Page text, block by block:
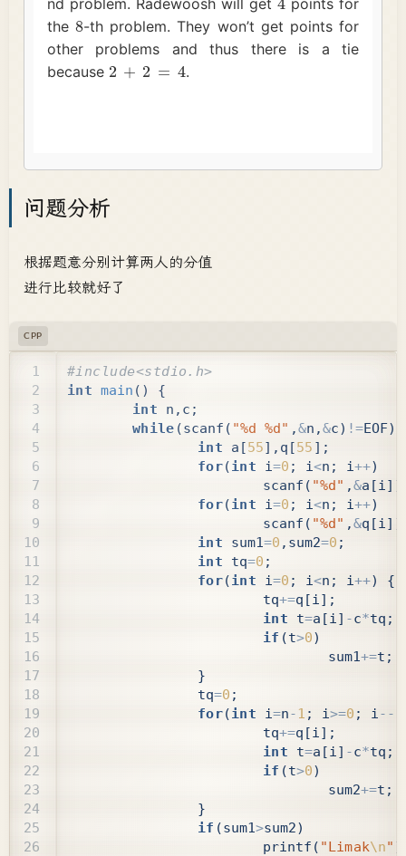
问题分析
根据题意分别计算两人的分值
进行比较就好了
CPP
14
24
int main ()
{
int
n , c ;
while (scanf ( "%d %d" ,&n ,&c) !=EOF)
int
a [55], q [55 ];
for(int i=0 ; i<n ; i++)
scanf ( "%d" ,&a [i
for(int i=0 ; i<n ; i++)
scanf ( "%d" ,&q [i
int
sum1=0 , sum2=0 ;
int
tq=0 ;
for(int i=0 ; i<n ; i++)
{
tq+=q [i];
int
t=a [i] -c*tq ;
if (t>0)
sum1+=t ;
}
tq=0 ;
for(int i=n-1 ; i>=0 ; i--
tq+=q [i];
int
t=a [i] -c*tq ;
if (t>0)
sum2+=t ;
}
if (sum1>sum2)
printf ( "Limak\n"